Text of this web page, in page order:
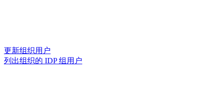
更新组织用户
列出组织的 IDP 组用户